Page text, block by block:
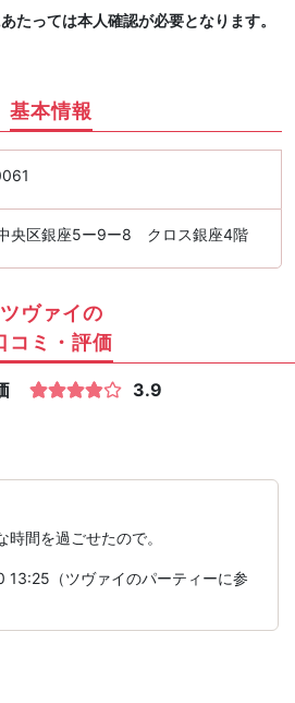
たっては本人確認が必要となります。
基本情報
央区銀座5ー9ー8 クロス銀座4階
ツヴァイの
コミ・評価
3.9
間を過ごせたので。
（ツヴァイのパーティーに参